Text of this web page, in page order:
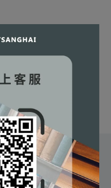
數位產品購物說明